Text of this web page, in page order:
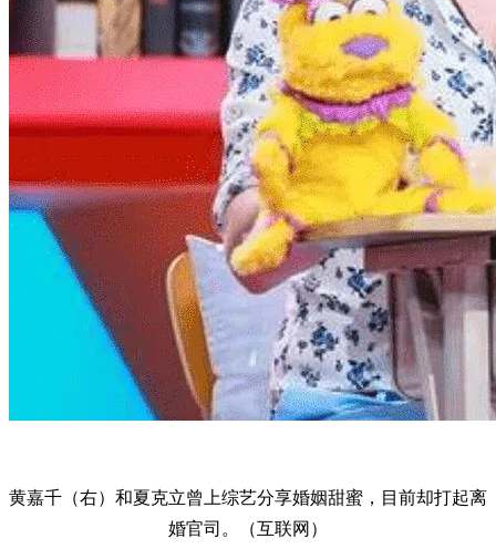
黄嘉千（右）和夏克立曾上综艺分享婚姻甜蜜，目前却打起离
婚官司。（互联网）